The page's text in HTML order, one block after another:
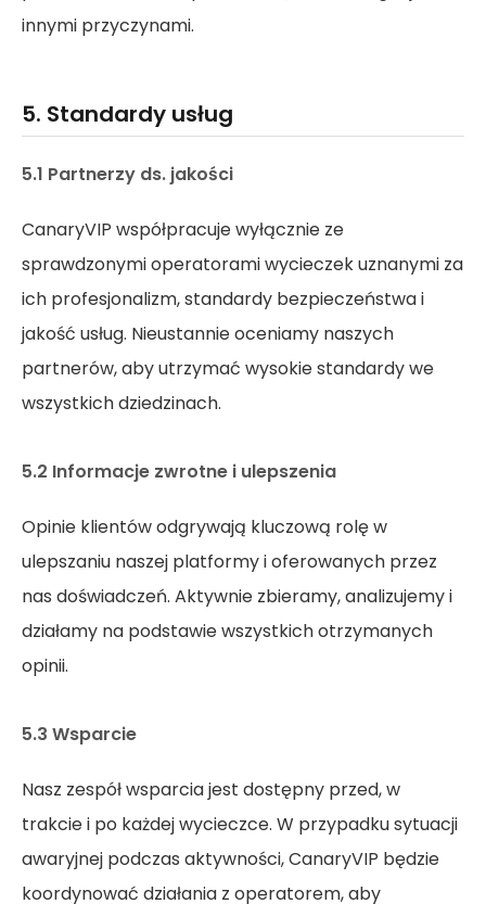
innymi przyczynami.
5. Standardy usług
5.1 Partnerzy ds. jakości
CanaryVIP współpracuje wyłącznie ze
sprawdzonymi operatorami wycieczek uznanymi za
ich profesjonalizm, standardy bezpieczeństwa i
jakość usług. Nieustannie oceniamy naszych
partnerów, aby utrzymać wysokie standardy we
wszystkich dziedzinach.
5.2 Informacje zwrotne i ulepszenia
Opinie klientów odgrywają kluczową rolę w
ulepszaniu naszej platformy i oferowanych przez
nas doświadczeń. Aktywnie zbieramy, analizujemy i
działamy na podstawie wszystkich otrzymanych
opinii.
5.3 Wsparcie
Nasz zespół wsparcia jest dostępny przed, w
trakcie i po każdej wycieczce. W przypadku sytuacji
awaryjnej podczas aktywności, CanaryVIP będzie
koordynować działania z operatorem, aby